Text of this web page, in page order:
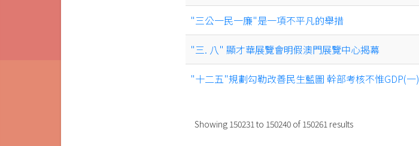
"三公一民一廉"是一項不平凡的舉措
"三. 八" 顯才華展覽會明假澳門展覽中心揭幕
"十二五"規劃勾勒改善民生藍圖 幹部考核不惟GDP(一)
Showing 150231to 150240 of 150261 results